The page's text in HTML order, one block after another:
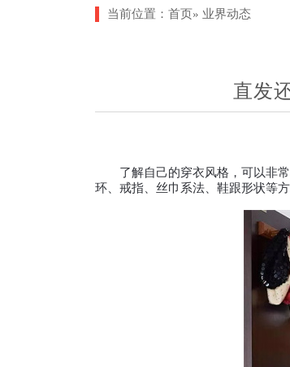
当前位置： 首页» 业界动态
直发
了解自己的穿衣风格，可以非常
环、戒指、丝巾系法、鞋跟形状等